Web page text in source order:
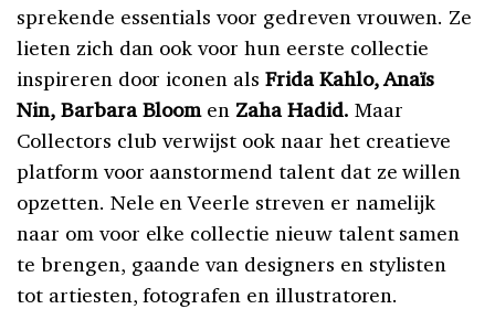
sprekende essentials voor gedreven vrouwen. Ze
lieten zich dan ook voor hun eerste collectie
inspireren door iconen als Frida Kahlo, Anaïs
Nin, Barbara Bloom en Zaha Hadid. Maar
Collectors club verwijst ook naar het creatieve
platform voor aanstormend talent dat ze willen
opzetten. Nele en Veerle streven er namelijk
naar om voor elke collectie nieuw talent samen
te brengen, gaande van designers en stylisten
tot artiesten, fotografen en illustratoren.